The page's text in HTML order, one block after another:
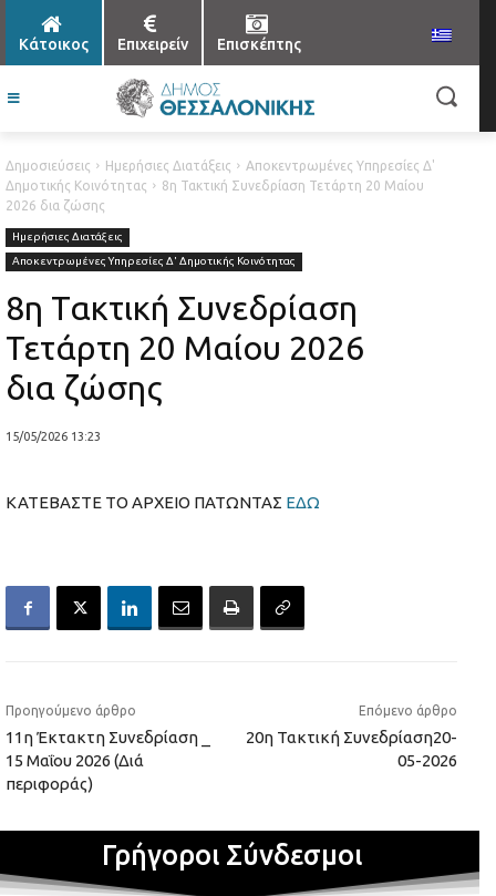
Κάτοικος Επιχειρείν Επισκέπτης
Δημοσιεύσεις Ημερήσιες Διατάξεις
Αποκεντρωμένες Υπηρεσίες Δ'
Δημοτικής Κοινότητας
8η Τακτική Συνεδρίαση Τετάρτη 20 Μαίου
2026 δια ζώσης
Ημερήσιες Διατάξεις
Αποκεντρωμένες Υπηρεσίες Δ' Δημοτικής Κοινότητας
8η Τακτική Συνεδρίαση
Τετάρτη 20 Μαίου 2026
δια ζώσης
15/05/2026 13:23
ΚΑΤΕΒΑΣΤΕ ΤΟ ΑΡΧΕΙΟ ΠΑΤΩΝΤΑΣ ΕΔΩ
Προηγούμενο άρθρο
11η Έκτακτη Συνεδρίαση _
15 Μαΐου 2026 (Διά
περιφοράς)
Επόμενο άρθρο
20η Τακτική Συνεδρίαση20-
05-2026
Γρήγοροι Σύνδεσμοι